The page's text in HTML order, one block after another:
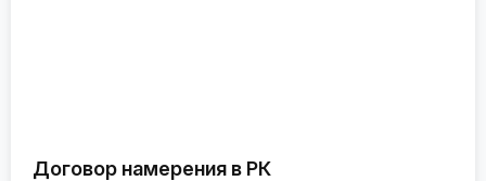
Договор намерения в РК